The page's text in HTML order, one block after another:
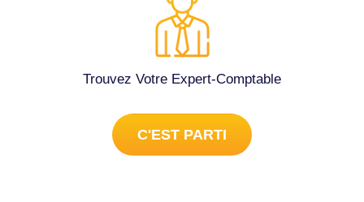
Trouvez Votre Expert-Comptable
C'EST PARTI